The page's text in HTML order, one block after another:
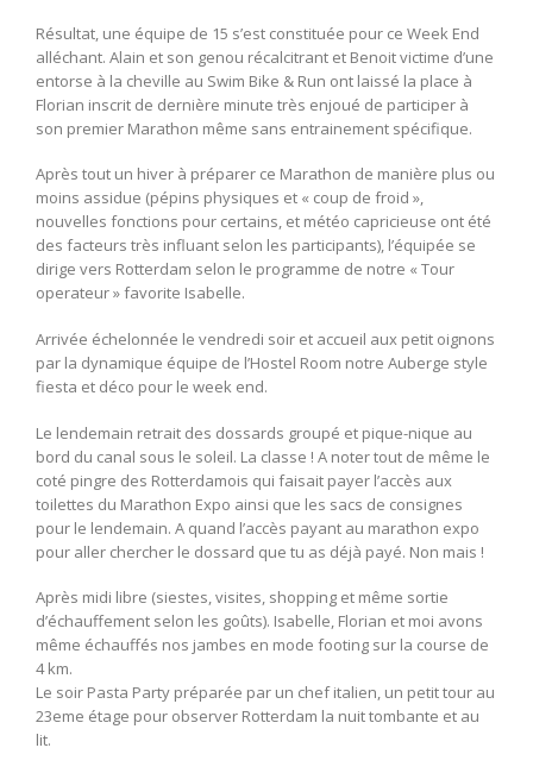
Résultat, une équipe de 15 s’est constituée pour ce Week End
alléchant. Alain et son genou récalcitrant et Benoit victime d’une
entorse à la cheville au Swim Bike & Run ont laissé la place à
Florian inscrit de dernière minute très enjoué de participer à
son premier Marathon même sans entrainement spécifique.
Après tout un hiver à préparer ce Marathon de manière plus ou
moins assidue (pépins physiques et « coup de froid »,
nouvelles fonctions pour certains, et météo capricieuse ont été
des facteurs très influant selon les participants), l’équipée se
dirige vers Rotterdam selon le programme de notre « Tour
operateur » favorite Isabelle.
Arrivée échelonnée le vendredi soir et accueil aux petit oignons
par la dynamique équipe de l’Hostel Room notre Auberge style
fiesta et déco pour le week end.
Le lendemain retrait des dossards groupé et pique-nique au
bord du canal sous le soleil. La classe ! A noter tout de même le
coté pingre des Rotterdamois qui faisait payer l’accès aux
toilettes du Marathon Expo ainsi que les sacs de consignes
pour le lendemain. A quand l’accès payant au marathon expo
pour aller chercher le dossard que tu as déjà payé. Non mais !
Après midi libre (siestes, visites, shopping et même sortie
d’échauffement selon les goûts). Isabelle, Florian et moi avons
même échauffés nos jambes en mode footing sur la course de
4 km.
Le soir Pasta Party préparée par un chef italien, un petit tour au
23eme étage pour observer Rotterdam la nuit tombante et au
lit.